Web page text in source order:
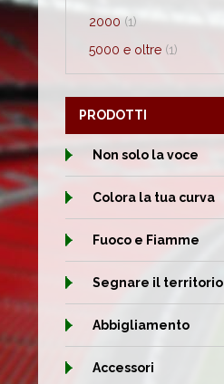
2000 (1)
5000 e oltre (1)
PRODOTTI
Non solo la voce
Colora la tua curva
Fuoco e Fiamme
Segnare il territorio
Abbigliamento
Accessori